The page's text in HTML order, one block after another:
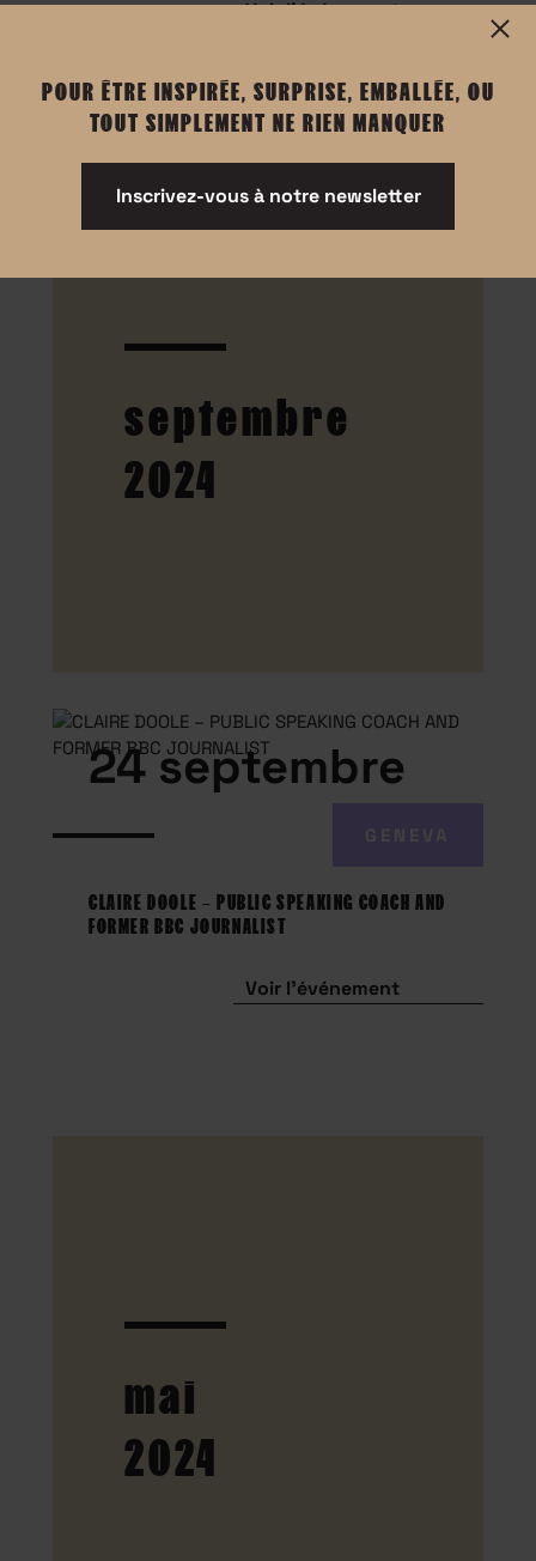
Voir l'événement
septembre
2024
24 septembre
CLAIRE DOOLE – PUBLIC SPEAKING COACH AND
FORMER BBC JOURNALIST
Voir l'événement
mai
2024
POUR ÊTRE INSPIRÉE, SURPRISE, EMBALLÉE, OU
TOUT SIMPLEMENT NE RIEN MANQUER
Inscrivez-vous à notre newsletter